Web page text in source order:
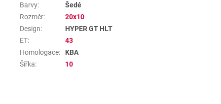
Barvy:
Šedé
Rozměr:
20x10
Design:
HYPER GT HLT
ET:
43
Homologace:
KBA
Šířka: 10